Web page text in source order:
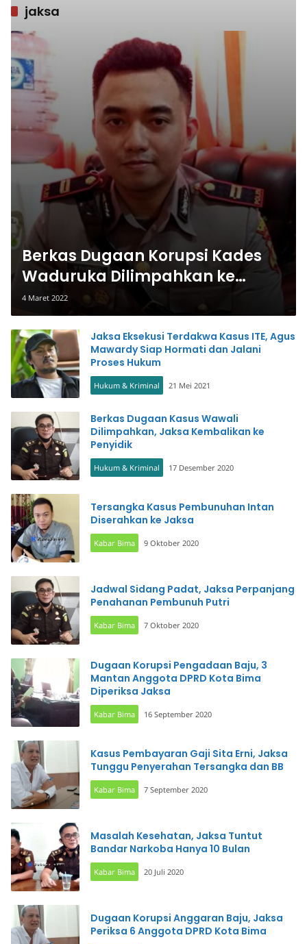
jaksa
Berkas Dugaan Korupsi Kades
Waduruka Dilimpahkan ke
Jaksa
4 Maret 2022
Jaksa Eksekusi Terdakwa Kasus ITE, Agus
Mawardy Siap Hormati dan Jalani
Proses Hukum
Hukum & Kriminal 21 Mei 2021
Berkas Dugaan Kasus Wawali
Dilimpahkan, Jaksa Kembalikan ke
Penyidik
Hukum & Kriminal 17 Desember 2020
Tersangka Kasus Pembunuhan Intan
Diserahkan ke Jaksa
Kabar Bima 9 Oktober 2020
Jadwal Sidang Padat, Jaksa Perpanjang
Penahanan Pembunuh Putri
Kabar Bima 7 Oktober 2020
Dugaan Korupsi Pengadaan Baju, 3
Mantan Anggota DPRD Kota Bima
Diperiksa Jaksa
Kabar Bima 16 September 2020
Kasus Pembayaran Gaji Sita Erni, Jaksa
Tunggu Penyerahan Tersangka dan BB
Kabar Bima 7 September 2020
Masalah Kesehatan, Jaksa Tuntut
Bandar Narkoba Hanya 10 Bulan
Kabar Bima 20 Juli 2020
Dugaan Korupsi Anggaran Baju, Jaksa
Periksa 6 Anggota DPRD Kota Bima